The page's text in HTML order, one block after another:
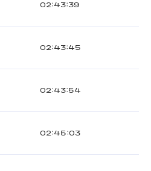
02:43:39
02:43:45
02:43:54
02:45:03